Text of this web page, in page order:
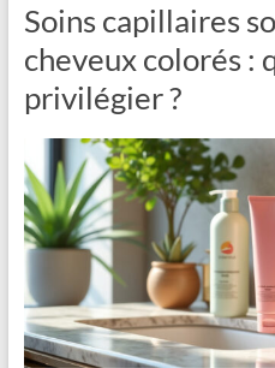
Soins capillaires
cheveux colorés :
privilégier ?